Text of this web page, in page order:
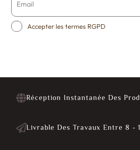
Accepter les termes RGPD
Réception Instantanée Des
Livrable Des Travaux Entre 8 -